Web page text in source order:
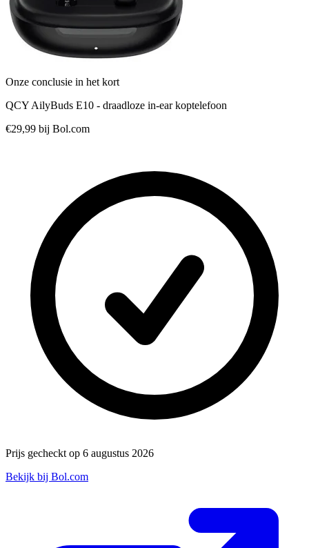
Onze conclusie in het kort
QCY AilyBuds E10 - draadloze in-ear koptelefoon
€29,99 bij Bol.com
Prijs gecheckt op 6 augustus 2026
Bekijk bij Bol.com